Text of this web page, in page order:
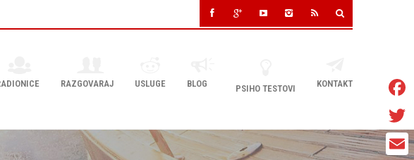
RAZGOVARAJ USLUGE BLOG PSIHO TESTOVI KONTAKT
Twitter